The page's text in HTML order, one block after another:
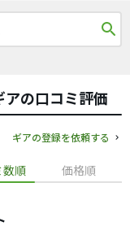
search
の口コミ評価
ギアの登録を依頼する
数順 価格順